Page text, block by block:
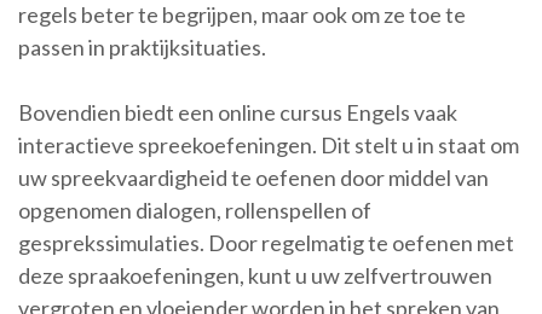
regels beter te begrijpen, maar ook om ze toe te
passen in praktijksituaties.
Bovendien biedt een online cursus Engels vaak
interactieve spreekoefeningen. Dit stelt u in staat om
uw spreekvaardigheid te oefenen door middel van
opgenomen dialogen, rollenspellen of
gesprekssimulaties. Door regelmatig te oefenen met
deze spraakoefeningen, kunt u uw zelfvertrouwen
vergroten en vloeiender worden in het spreken van